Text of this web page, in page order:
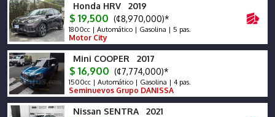
Honda HRV 2019
$ 19,500 (¢8,970,000)*
1800cc | Automático | Gasolina | 5 pas.
Motor City
Mini COOPER 2017
$ 16,900 (¢7,774,000)*
1500cc | Automático | Gasolina | 4 pas.
Seminuevos Grupo DANISSA
Nissan SENTRA 2021